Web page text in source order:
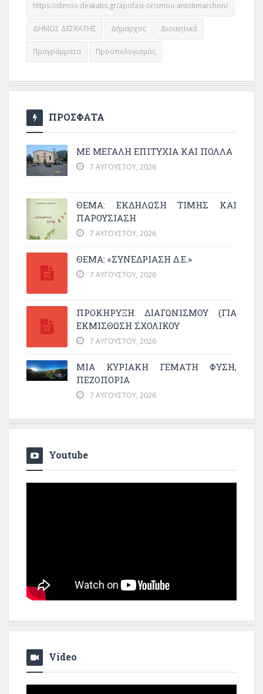
https://dimos-deskatis.gr/apofasi-orismou-antidimarchon/
ΔΗΜΟΣ ΔΕΣΚΑΤΗΣ Δήμαρχος Διοικητικά
Προγράμματα Προϋπολογισμός
ΠΡΟΣΦΑΤΑ
ΜΕ ΜΕΓΆΛΗ ΕΠΙΤΥΧΊΑ ΚΑΙ ΠΟΛΛΆ
7 ΑΥΓΟΎΣΤΟΥ, 2026
ΘΈΜΑ: ΕΚΔΉΛΩΣΗ ΤΙΜΉΣ ΚΑΙ
ΠΑΡΟΥΣΊΑΣΗ
7 ΑΥΓΟΎΣΤΟΥ, 2026
ΘΕΜΑ: «ΣΥΝΕΔΡΊΑΣΗ Δ.Ε.»
7 ΑΥΓΟΎΣΤΟΥ, 2026
ΠΡΟΚΗΡΥΞΗ ΔΙΑΓΩΝΙΣΜΟΥ (ΓΙΑ
ΕΚΜΊΣΘΩΣΗ ΣΧΟΛΙΚΟΎ
7 ΑΥΓΟΎΣΤΟΥ, 2026
ΜΙΑ ΚΥΡΙΑΚΉ ΓΕΜΆΤΗ ΦΎΣΗ,
ΠΕΖΟΠΟΡΊΑ
7 ΑΥΓΟΎΣΤΟΥ, 2026
Youtube
Video